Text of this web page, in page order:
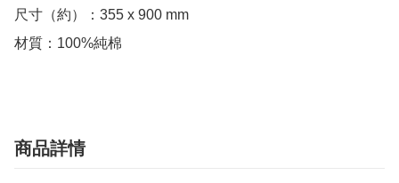
尺寸（約）：355 x 900 mm
材質：100%純棉
商品詳情